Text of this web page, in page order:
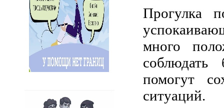
Прогулка
много
соблюдать
помогут
ситуаций.